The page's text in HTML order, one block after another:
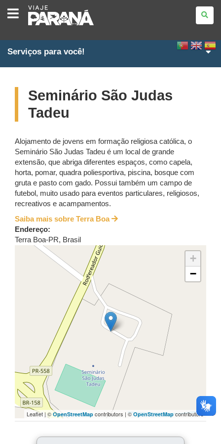
VIAJE
PARANÁ
Serviços para você!
Seminário São Judas
Tadeu
Alojamento de jovens em formação religiosa católica, o
Seminário São Judas Tadeu é um local de grande
extensão, que abriga diferentes espaços, como capela,
horta, pomar, quadra poliesportiva, piscina, bosque com
gruta e pasto com gado. Possui também um campo de
futebol, muito usado para eventos particulares, religiosos,
recreativos e acampamentos.
Saiba mais sobre Terra Boa
Endereço:
Terra Boa-PR, Brasil
+
−
Leaflet | © OpenStreetMap contributors | © OpenStreetMap contributors